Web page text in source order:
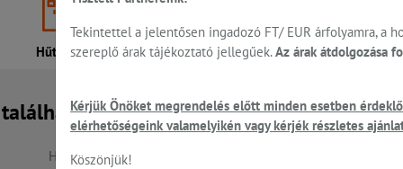
Hűtés... Sütés - főzés Cukrászat...
Hiba, a keresett oldal nem található!
Tekintettel a jelentősen ingadozó FT/ EUR árfolyamra, a
szereplő árak tájékoztató jellegűek. Az árak átdolgozása
Kérjük Önöket megrendelés előtt minden esetben
elérhetőségeink valamelyikén vagy kérjék részletes
Köszönjük!